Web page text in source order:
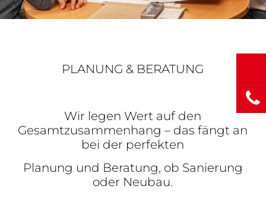
PLANUNG & BERATUNG
Wir legen Wert auf den
Gesamtzusammenhang – das fängt an
bei der perfekten
Planung und Beratung, ob Sanierung
oder Neubau.